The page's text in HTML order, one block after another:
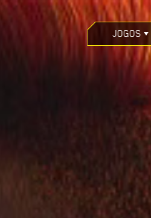
JOGOS